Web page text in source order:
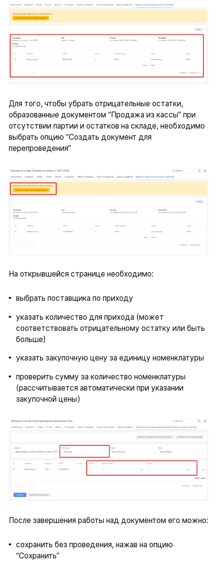
Для того, чтобы убрать отрицательные остатки,
образованные документом “Продажа из кассы” при
отсутствии партии и остатков на складе, необходимо
выбрать опцию “Создать документ для
перепроведения”
На открывшейся странице необходимо:
выбрать поставщика по приходу
указать количество для прихода (может
соответствовать отрицательному остатку или быть
больше)
указать закупочную цену за единицу номенклатуры
проверить сумму за количество номенклатуры
(рассчитывается автоматически при указании
закупочной цены)
После завершения работы над документом его можно:
сохранить без проведения, нажав на опцию
“Сохранить”